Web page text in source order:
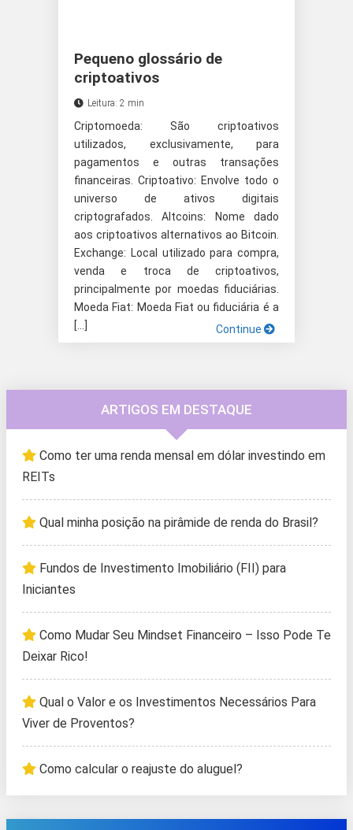
Pequeno glossário de
criptoativos
Leitura: 2 min
Criptomoeda: São criptoativos
utilizados, exclusivamente, para
pagamentos e outras transações
financeiras. Criptoativo: Envolve todo o
universo de ativos digitais
criptografados. Altcoins: Nome dado
aos criptoativos alternativos ao Bitcoin.
Exchange: Local utilizado para compra,
venda e troca de criptoativos,
principalmente por moedas fiduciárias.
Moeda Fiat: Moeda Fiat ou fiduciária é a
[…]
Continue
ARTIGOS EM DESTAQUE
Como ter uma renda mensal em dólar investindo em
REITs
Qual minha posição na pirâmide de renda do Brasil?
Fundos de Investimento Imobiliário (FII) para
Iniciantes
Como Mudar Seu Mindset Financeiro – Isso Pode Te
Deixar Rico!
Qual o Valor e os Investimentos Necessários Para
Viver de Proventos?
Como calcular o reajuste do aluguel?